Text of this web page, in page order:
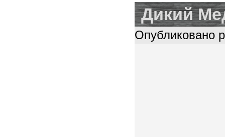
Дикий
Опубликовано